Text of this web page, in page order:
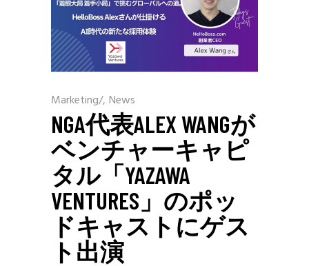
Marketing/ News
NGA代表ALEX WANGが
ベンチャーキャピ
タル「YAZAWA
VENTURES」のポッ
ドキャストにゲス
ト出演